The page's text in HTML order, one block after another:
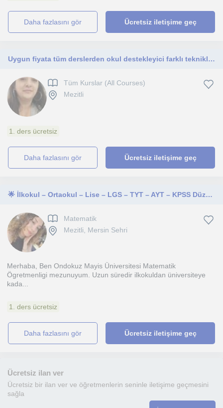
daha fazlasını gör Ücretsiz iletişime geç
Uygun fiyata tüm derslerden okul destekleyici farklı tekniklerle özel ders verilir
Tüm Kurslar (All Courses)
Mezitli
1. ders ücretsiz
daha fazlasını gör Ücretsiz iletişime geç
🌟 İlkokul – Ortaokul – Lise – LGS – TYT – AYT – KPSS Düzeyinde Matematik Özel Ders
Matematik
Mezitli, Mersin Sehri
Merhaba, Ben Ondokuz Mayis Üniversitesi Matematik
Ögretmenligi mezunuyum. Uzun süredir ilkokuldan üniversiteye
kada...
1. ders ücretsiz
daha fazlasını gör Ücretsiz iletişime geç
Ücretsiz ilan ver
Ücretsiz bir ilan ver ve öğretmenlerin seninle iletişime geçmesini
sağla